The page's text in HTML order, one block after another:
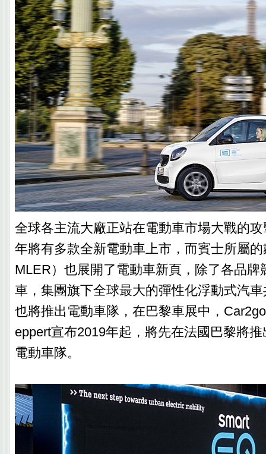
全球各主流大廠正站在電動車市場大戰的
年將有多款全新電動車上市，而賓士所屬
MLER）也展開了電動車新頁，除了各品牌
車，集團旗下全球最大的彈性化浮動式汽
也將推出電動車隊，在巴黎車展中，
eppert宣布2019年起，將先在法國巴黎將
電動車隊。